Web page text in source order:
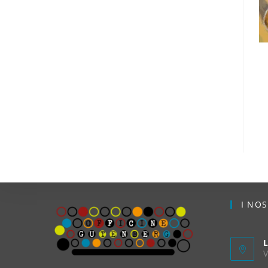
I